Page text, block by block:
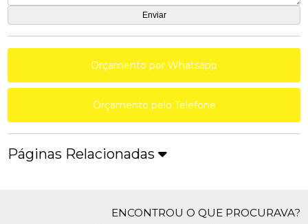
Orçamento por Whatsapp
Orçamento pelo Telefone
Páginas Relacionadas
ENCONTROU O QUE PROCURAVA?